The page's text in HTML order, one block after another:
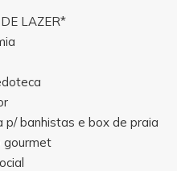
LAZER*
p/ banhistas e box de praia
gourmet